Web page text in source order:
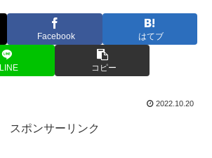
Facebook はてブ
LINE コピー
2022.10.20
スポンサーリンク